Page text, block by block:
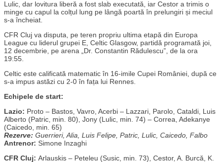
Lulic, dar lovitura liberă a fost slab executată, iar Cestor a trimis o
minge cu capul la colțul lung pe lângă poartă în prelungiri și meciul
s-a încheiat.
CFR Cluj va disputa, pe teren propriu ultima etapă din Europa
League cu liderul grupei E, Celtic Glasgow, partidă programată joi,
12 decembrie, pe arena „Dr. Constantin Rădulescu”, de la ora
19:55.
Celtic este calificată matematic în 16-imile Cupei României, după ce
s-a impus astăzi cu 2-0 în fața lui Rennes.
Echipele de start:
Lazio: Proto – Bastos, Vavro, Acerbi – Lazzari, Parolo, Cataldi, Luis
Alberto (Patric, min. 80), Jony (Lulic, min. 74) – Correa, Adekanye
(Caicedo, min. 65)
Rezerve: Guerrieri, Alia, Luis Felipe, Patric, Lulic, Caicedo, Falbo
Antrenor: Simone Inzaghi
CFR Cluj: Arlauskis – Peteleu (Susic, min. 73), Cestor, A. Burcă, K.